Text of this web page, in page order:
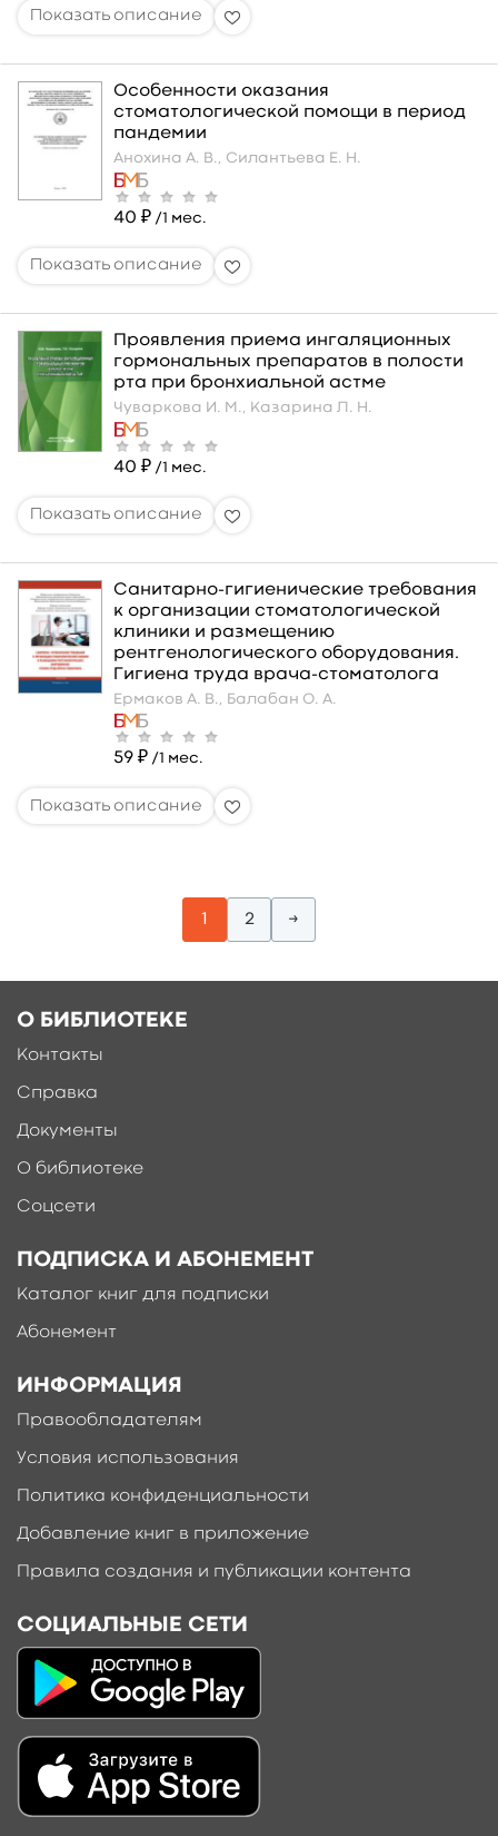
Особенности оказания
стоматологической помощи в период
пандемии
Анохина А. В., Силантьева Е. Н.
40 ₽ /1 мес.
Проявления приема ингаляционных
гормональных препаратов в полости
рта при бронхиальной астме
Чуваркова И. М., Казарина Л. Н.
40 ₽ /1 мес.
Санитарно-гигиенические требования
к организации стоматологической
клиники и размещению
рентгенологического оборудования.
Гигиена труда врача-стоматолога
Ермаков А. В., Балабан О. А.
59 ₽ /1 мес.
2 →
О БИБЛИОТЕКЕ
Контакты
Справка
Документы
О библиотеке
Соцсети
ПОДПИСКА И АБОНЕМЕНТ
Каталог книг для подписки
Абонемент
ИНФОРМАЦИЯ
Правообладателям
Условия использования
Политика конфиденциальности
Добавление книг в приложение
Правила создания и публикации контента
СОЦИАЛЬНЫЕ СЕТИ